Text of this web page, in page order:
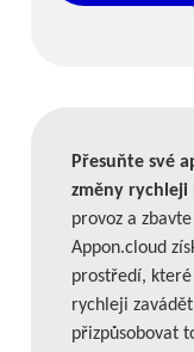
Přesuňte své
změny rychleji
provoz a
Appon.cloud
prostředí,
rychleji
přizpůsobovat